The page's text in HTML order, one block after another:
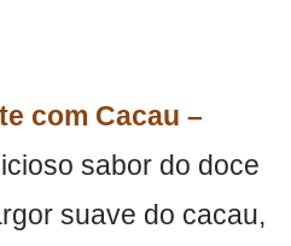
com Cacau –
sabor do doce
suave do cacau,